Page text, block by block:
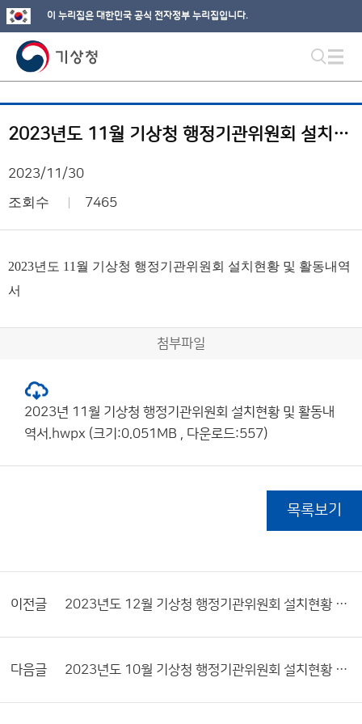
이 누리집은 대한민국 공식 전자정부 누리집입니다.
2023년도 11월 기상청 행정기관위원회 설치현황 및 활동내역서
2023/11/30
조회수 7465
2023년도 11월 기상청 행정기관위원회 설치현황 및 활동내역
서
첨부파일
2023년 11월 기상청 행정기관위원회 설치현황 및 활동내
역서.hwpx (크기:0.051MB , 다운로드:557)
목록보기
이전글 2023년도 12월 기상청 행정기관위원회 설치현황 및 활동내역서
다음글 2023년도 10월 기상청 행정기관위원회 설치현황 및 활동내역서